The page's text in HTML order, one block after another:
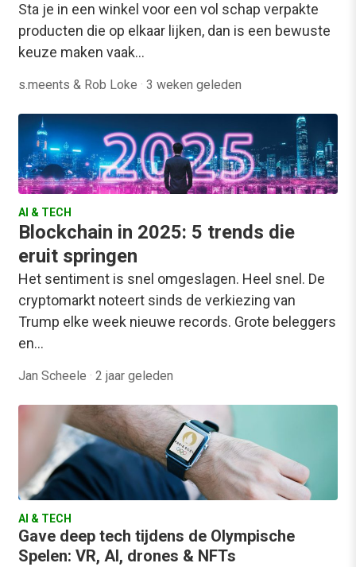
Sta je in een winkel voor een vol schap verpakte
producten die op elkaar lijken, dan is een bewuste
keuze maken vaak…
s.meents & Rob Loke · 3 weken geleden
AI & TECH
Blockchain in 2025: 5 trends die
eruit springen
Het sentiment is snel omgeslagen. Heel snel. De
cryptomarkt noteert sinds de verkiezing van
Trump elke week nieuwe records. Grote beleggers
en…
Jan Scheele · 2 jaar geleden
AI & TECH
Gave deep tech tijdens de Olympische
Spelen: VR, AI, drones & NFTs